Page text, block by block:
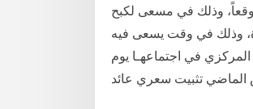
عما كان متوقعاً، وذلك في مسعى لكبح
وذلك في وقت يسعى فيه
للبنك المركزي في اجتماعهـا يوم
الماضي تثبيت سعري عائد